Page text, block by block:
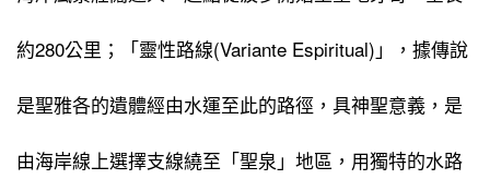
約280公里；「靈性路線(Variante Espiritual)」，據傳說
是聖雅各的遺體經由水運至此的路徑，具神聖意義，是
由海岸線上選擇支線繞至「聖泉」地區，用獨特的水路